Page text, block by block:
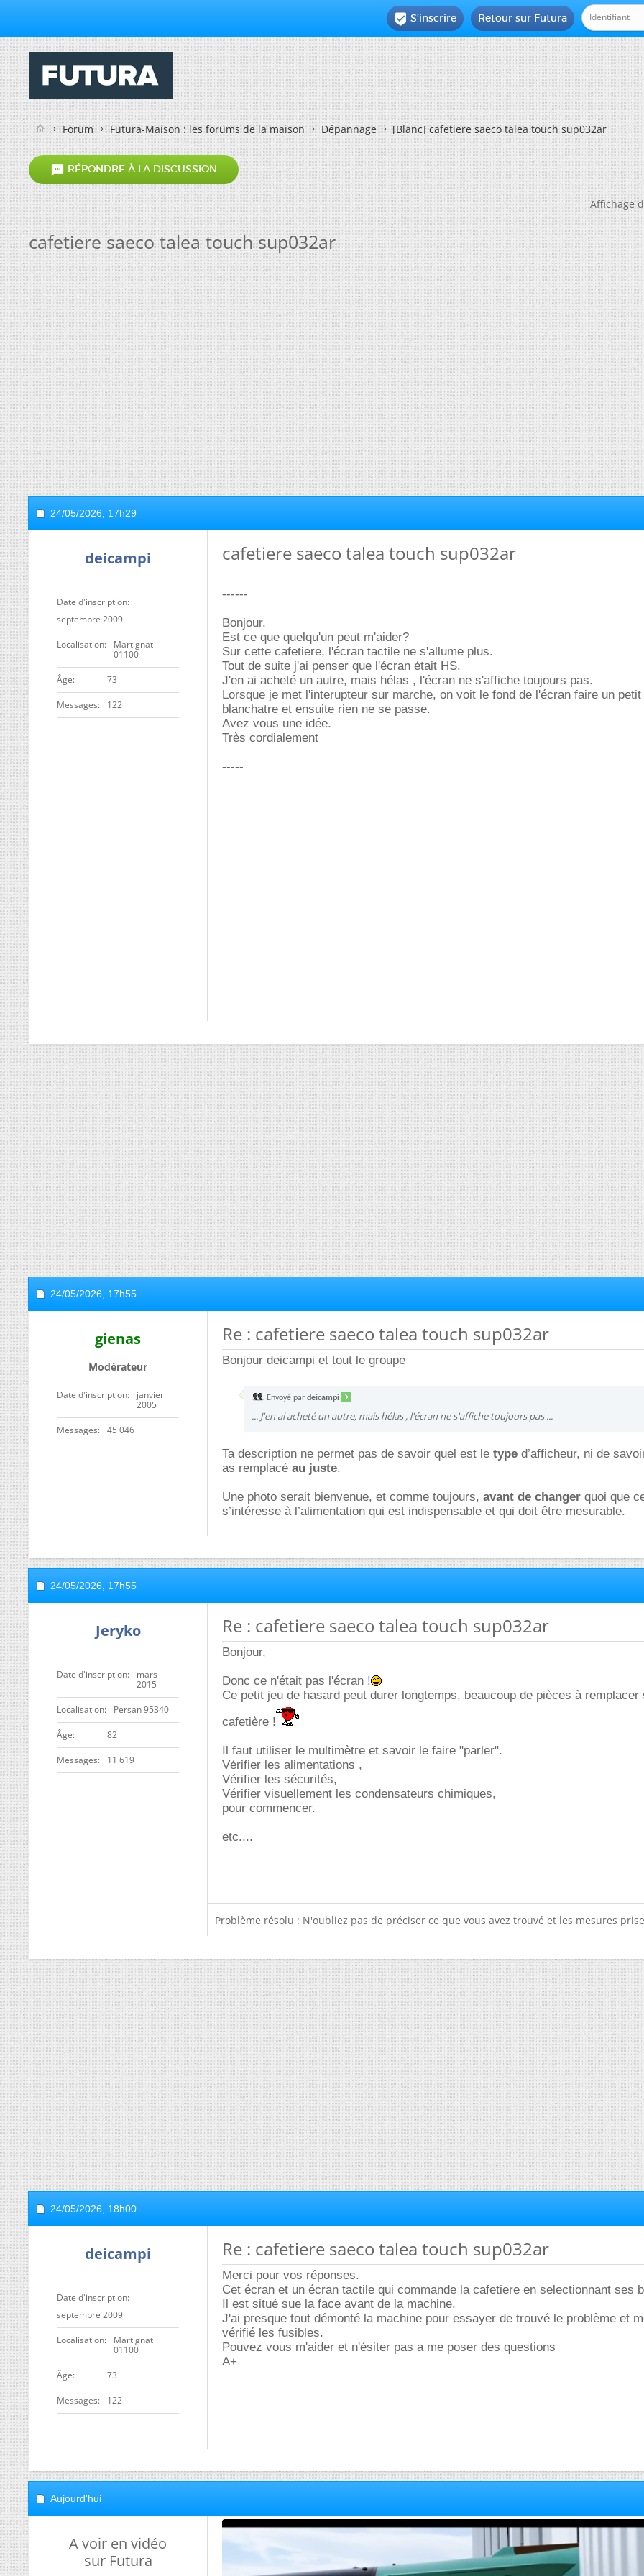
Retour sur Futura
 S'inscrire
Forum Futura-Maison : les forums de la maison Dépannage [Blanc]cafetiere saeco talea touch sup032ar
 RÉPONDRE À LA DISCUSSION
Affichage
cafetiere saeco talea touch sup032ar
24/05/2026, 17h29
deicampi
Date d'inscription
septembre 2009
Localisation
Martignat
01100
ge 73
Messages 122
cafetiere saeco talea touch sup032ar
------
Bonjour.
Est ce que quelqu'un peut m'aider?
Sur cette cafetiere, l'écran tactile ne s'allume plus.
Tout de suite j'ai penser que l'écran était HS.
J'en ai acheté un autre, mais hélas , l'écran ne s'affiche toujours pas.
Lorsque je met l'interupteur sur marche, on voit le fond de l'écran faire un
blanchatre et ensuite rien ne se passe.
Avez vous une idée.
Très cordialement
-----
24/05/2026, 17h55
gienas
Modérateur
Date d'inscription
janvier
2005
Messages 45 046
Re : cafetiere saeco talea touch sup032ar
Bonjour deicampi et tout le groupe
Envoyé par deicampi
... J'en ai acheté un autre, mais hélas , l'écran ne s'affiche toujours pas ...
Ta description ne permet pas de savoir quel est le type d’afficheur, ni de
as remplacé au juste.
Une photo serait bienvenue, et comme toujours, avant de changer quoi que
s’intéresse à l’alimentation qui est indispensable et qui doit être mesurable.
24/05/2026, 17h55
Jeryko
Date d'inscription
mars
2015
Localisation Persan 95340
ge 82
Messages 11 619
Re : cafetiere saeco talea touch sup032ar
Bonjour,
Donc ce n'était pas l'écran !
Ce petit jeu de hasard peut durer longtemps, beaucoup de pièces à remplacer
cafetière !
Il faut utiliser le multimètre et savoir le faire "parler".
Vérifier les alimentations ,
Vérifier les sécurités,
Vérifier visuellement les condensateurs chimiques,
pour commencer.
etc....
Problème résolu : N'oubliez pas de préciser ce que vous avez trouvé et les mesures
24/05/2026, 18h00
deicampi
Date d'inscription
septembre 2009
Localisation
Martignat
01100
ge 73
Messages 122
Re : cafetiere saeco talea touch sup032ar
Merci pour vos réponses.
Cet écran et un écran tactile qui commande la cafetiere en selectionnant ses
Il est situé sue la face avant de la machine.
J'ai presque tout démonté la machine pour essayer de trouvé le problème et
vérifié les fusibles.
Pouvez vous m'aider et n'ésiter pas a me poser des questions
A+
Aujourd'hui
A voir en vidéo
sur Futura